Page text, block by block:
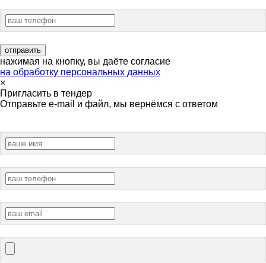
нажимая на кнопку, вы даёте согласие
на обработку персональных данных
×
Пригласить в тендер
Отправьте e-mail и файл, мы вернёмся с ответом